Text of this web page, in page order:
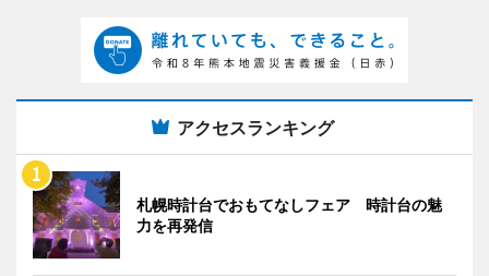
アクセスランキング
札幌時計台でおもてなしフェア 時計台の魅
力を再発信